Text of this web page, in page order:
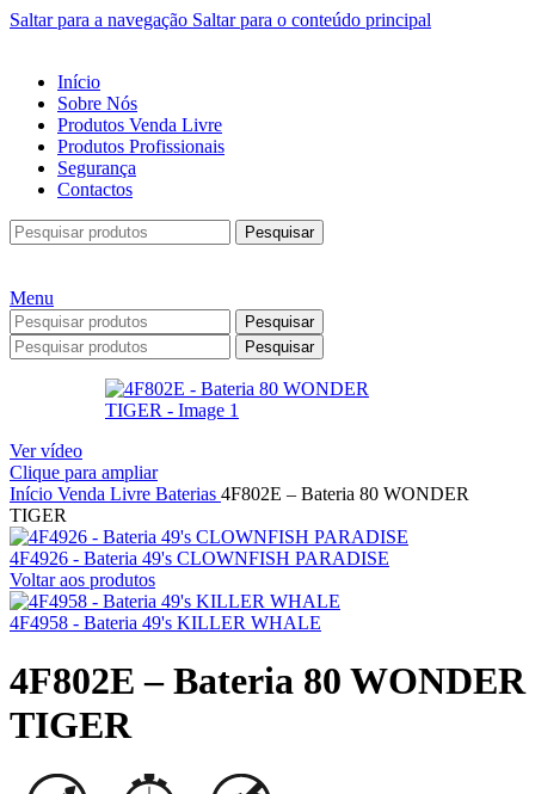
Saltar para a navegação Saltar para o conteúdo principal
Início
Sobre Nós
Produtos Venda Livre
Produtos Profissionais
Segurança
Contactos
Pesquisar
Menu
Pesquisar
Pesquisar
Ver vídeo
Clique para ampliar
Início Venda Livre Baterias 4F802E – Bateria 80 WONDER
TIGER
4F4926 - Bateria 49's CLOWNFISH PARADISE
Voltar aos produtos
4F4958 - Bateria 49's KILLER WHALE
4F802E – Bateria 80 WONDER
TIGER